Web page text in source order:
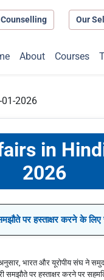
Our
About Courses
2026
in
2026
पर हस्ताक्षर करने के
भारत और यूरोपीय संघ ने
समझौते पर हस्ताक्षर करने पर